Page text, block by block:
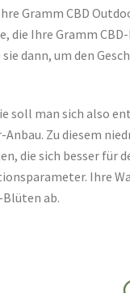
Gramm CBD
die Ihre Gramm
dann, um den
soll man sich also
Zu diesem
die sich besser für
Ihre
ab.